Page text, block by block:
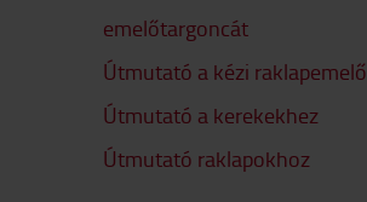
emelőtargoncát
Útmutató a kézi
Útmutató a kerekekhez
Útmutató raklapokhoz